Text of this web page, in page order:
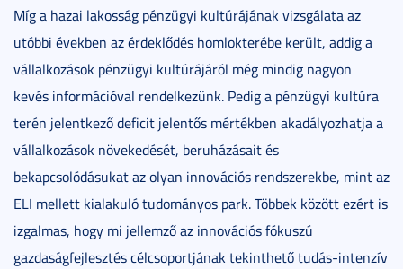
Míg a hazai lakosság pénzügyi kultúrájának vizsgálata az
utóbbi években az érdeklődés homlokterébe került, addig a
vállalkozások pénzügyi kultúrájáról még mindig nagyon
kevés információval rendelkezünk. Pedig a pénzügyi kultúra
terén jelentkező deficit jelentős mértékben akadályozhatja a
vállalkozások növekedését, beruházásait és
bekapcsolódásukat az olyan innovációs rendszerekbe, mint az
ELI mellett kialakuló tudományos park. Többek között ezért is
izgalmas, hogy mi jellemző az innovációs fókuszú
gazdaságfejlesztés célcsoportjának tekinthető tudás-intenzív